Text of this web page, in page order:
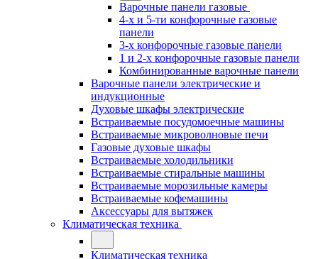
Варочные панели газовые
4-х и 5-ти конфорочные газовые
панели
3-х конфорочные газовые панели
1 и 2-х конфорочные газовые панели
Комбинированные варочные панели
Варочные панели электрические и
индукционные
Духовые шкафы электрические
Встраиваемые посудомоечные машины
Встраиваемые микроволновые печи
Газовые духовые шкафы
Встраиваемые холодильники
Встраиваемые стиральные машины
Встраиваемые морозильные камеры
Встраиваемые кофемашины
Аксессуары для вытяжек
Климатическая техника
Климатическая техника